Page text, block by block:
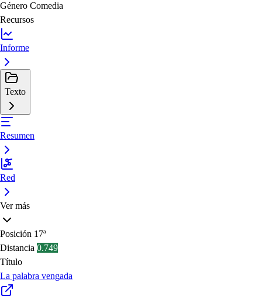
Género Comedia
Recursos
Informe
Texto
Resumen
Red
Ver más
Posición 17ª
Distancia 0.749
Título
La palabra vengada